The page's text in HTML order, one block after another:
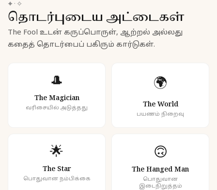
✦ · ✧
தொடர்புடைய அட்டைகள்
The Fool உடன் கருப்பொருள், ஆற்றல் அல்லது
கதைத் தொடர்பைப் பகிரும் கார்டுகள்.
🎩
The Magician
வரிசையில் அடுத்தது
🌍
The World
பயணம் நிறைவு
🌟
The Star
பொதுவான நம்பிக்கை
🙃
The Hanged Man
பொதுவான
இடைநிறுத்தம்